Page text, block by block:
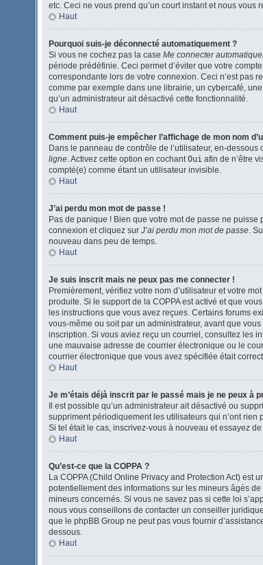
etc. Ceci ne vous prend qu’un court instant et nous
Haut
Pourquoi suis-je déconnecté automatiquement ?
Si vous ne cochez pas la case Me connecter
période prédéfinie. Ceci permet d’éviter que votre
correspondante lors de votre connexion. Ceci n’est pas
comme par exemple dans une librairie, un cybercafé,
qu’un administrateur ait désactivé cette fonctionnalité.
Haut
Comment puis-je empêcher l’affichage de mon nom
Dans le panneau de contrôle de l’utilisateur, en-
ligne. Activez cette option en cochantOui afin de n’être
compté(e) comme étant un utilisateur invisible.
Haut
J’ai perdu mon mot de passe !
Pas de panique ! Bien que votre mot de passe ne
connexion et cliquez sur J’ai perdu mon mot de passe.
nouveau dans peu de temps.
Haut
Je suis inscrit mais ne peux pas me connecter !
Premièrement, vérifiez votre nom d’utilisateur et votre
produite. Si le support de la COPPA est activé et que
les instructions que vous avez reçues. Certains forums
vous-même ou soit par un administrateur, avant que
inscription. Si vous aviez reçu un courriel, consultez les
une mauvaise adresse de courrier électronique ou le
courrier électronique que vous avez spécifiée était
Haut
Je m’étais déjà inscrit par le passé mais je ne peux à
Il est possible qu’un administrateur ait désactivé ou
suppriment périodiquement les utilisateurs qui n’ont
Si tel était le cas, inscrivez-vous à nouveau et essayez
Haut
Qu’est-ce que la COPPA ?
La COPPA (Child Online Privacy and Protection Act) est
potentiellement des informations sur les mineurs âgés
mineurs concernés. Si vous ne savez pas si cette loi
nous vous conseillons de contacter un conseiller
que le phpBB Group ne peut pas vous fournir
dessous.
Haut